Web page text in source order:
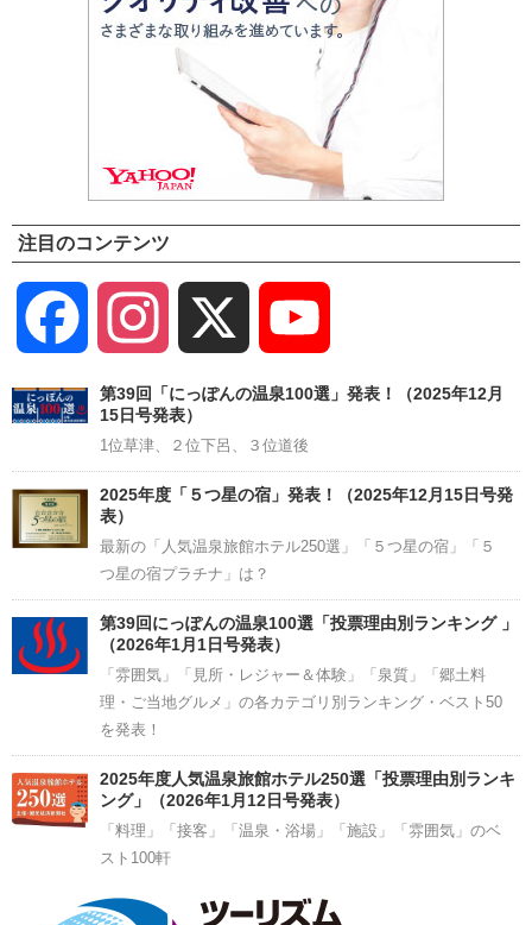
注目のコンテンツ
Facebook Instagram
Channel
第39回「にっぽんの温泉100選」発表！（2025年12月
15日号発表）
1位草津、２位下呂、３位道後
2025年度「５つ星の宿」発表！（2025年12月15日号発
表）
最新の「人気温泉旅館ホテル250選」「５つ星の宿」「５
つ星の宿プラチナ」は？
第39回にっぽんの温泉100選「投票理由別ランキング 」
（2026年1月1日号発表）
「雰囲気」「見所・レジャー＆体験」「泉質」「郷土料
理・ご当地グルメ」の各カテゴリ別ランキング・ベスト50
を発表！
2025年度人気温泉旅館ホテル250選「投票理由別ランキ
ング」（2026年1月12日号発表）
「料理」「接客」「温泉・浴場」「施設」「雰囲気」のベ
スト100軒